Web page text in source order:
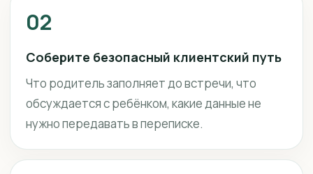
02
Соберите безопасный клиентский путь
Что родитель заполняет до встречи, что
обсуждается с ребёнком, какие данные не
нужно передавать в переписке.